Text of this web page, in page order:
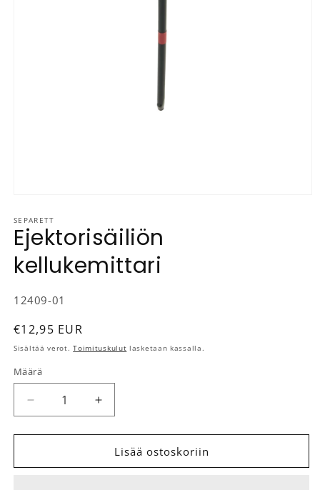
SEPARETT
Ejektorisäiliön
kellukemittari
SKU-koodi:
12409-01
Normaalihinta
€12,95 EUR
Sisältää verot.Toimituskulut lasketaan kassalla.
Määrä
Määrä
Vähennä tuotteen Ejektorisäiliön kellukemittari
Lisää tuotteen Ejektorisäiliön
Lisää ostoskoriin